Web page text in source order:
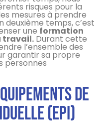
risques pour la
mesures à prendre
deuxième temps, c’est
une formation
travail. Durant cette
l’ensemble des
garantir sa propre
personnes
de
(EPI)